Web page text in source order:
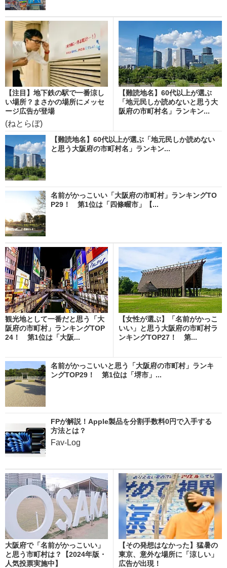
【注目】地下鉄の駅で一番涼し
い場所？まさかの場所にメッセ
ージ広告が登場
(ねとらぼ)
【難読地名】60代以上が選ぶ
「地元民しか読めないと思う大
阪府の市町村名」ランキン...
【難読地名】60代以上が選ぶ「地元民しか読めない
と思う大阪府の市町村名」ランキン...
名前がかっこいい「大阪府の市町村」ランキングTO
P29！ 第1位は「四條畷市」【...
観光地として一番だと思う「大
阪府の市町村」ランキングTOP
24！ 第1位は「大阪...
【女性が選ぶ】「名前がかっこ
いい」と思う大阪府の市町村ラ
ンキングTOP27！ 第...
名前がかっこいいと思う「大阪府の市町村」ランキ
ングTOP29！ 第1位は「堺市」...
FPが解説！Apple製品を分割手数料0円で入手する
方法とは？
Fav-Log
大阪府で「名前がかっこいい」
と思う市町村は？【2024年版・
人気投票実施中】
【その発想はなかった】猛暑の
東京、意外な場所に「涼しい」
広告が出現！